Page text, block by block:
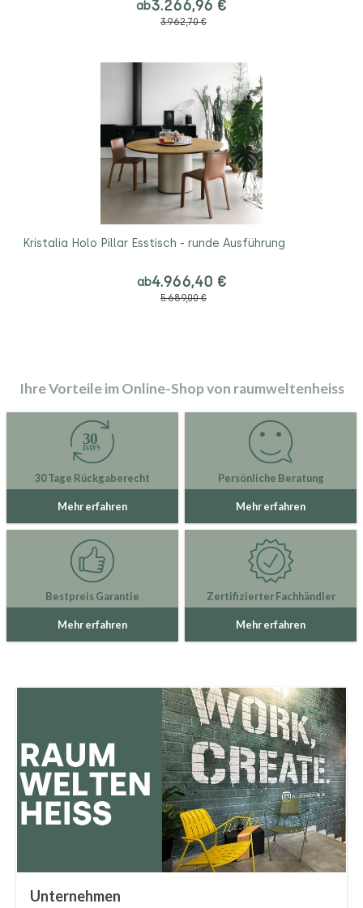
ab3.266,96 €
3.962,70 €
Kristalia Holo Pillar Esstisch - runde Ausführung
ab4.966,40 €
5.689,00 €
Ihre Vorteile im Online-Shop von raumweltenheiss
30 Tage Rückgaberecht
Mehr erfahren
Persönliche Beratung
Mehr erfahren
Bestpreis Garantie
Mehr erfahren
Zertifizierter Fachhändler
Mehr erfahren
Unternehmen